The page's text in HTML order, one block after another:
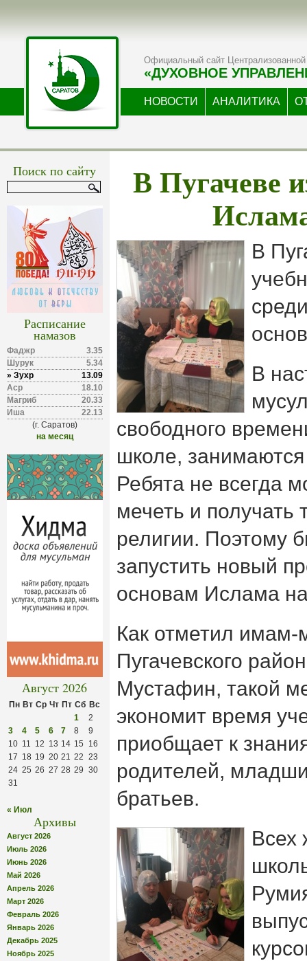
Официальный сайт Централизованной
«ДУХОВНОЕ
НОВОСТИ АНАЛИТИКА
Поиск по сайту
Расписание
намазов
Фаджр
3.35
Шурук
5.34
» Зухр
13.09
Аср
18.10
Магриб
20.33
Иша
22.13
(г. Саратов)
на месяц
Август 2026
Пн Вт Ср Чт Пт Сб Вс
1
2
3
4 5 6 7 8
9
10 11 12 13 14 15
16
17 18 19 20 21 22 23
24 25 26 27 28 29 30
31
« Июл
Архивы
Август 2026
Июль 2026
Июнь 2026
Май 2026
Апрель 2026
Март 2026
Февраль 2026
Январь 2026
Декабрь 2025
Ноябрь 2025
В Пугачеве
В
В
свободного
школе, занимаются
Ребята не всегда
мечеть и получать
религии. Поэтому
запустить новый
основам Ислама
Как отметил имам-
Пугачевского
Мустафин, такой
экономит время
приобщает к
родителей,
братьев.
Всех